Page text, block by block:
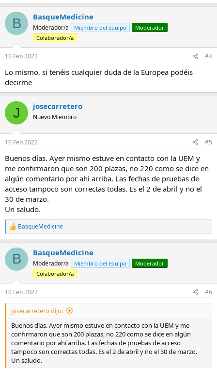
c
i
n
e
s
:
B BasqueMedicine
Moderador/a Miembro del equipo
Moderador
Colaborador/a
10 Feb 2022 #4
Lo mismo, si tenéis cualquier duda de la Europea podéis
decirme
J josecarretero
Nuevo Miembro
10 Feb 2022 #5
Buenos días. Ayer mismo estuve en contacto con la UEM y
me confirmaron que son 200 plazas, no 220 como se dice en
algún comentario por ahí arriba. Las fechas de pruebas de
acceso tampoco son correctas todas. Es el 2 de abril y no el
30 de marzo.
Un saludo.
R
e
c
i
n
e
s
BasqueMedicine
B BasqueMedicine
Moderador/a Miembro del equipo
Moderador
Colaborador/a
10 Feb 2022 #6
josecarretero dijo:
Buenos días. Ayer mismo estuve en contacto con la UEM y me
confirmaron que son 200 plazas, no 220 como se dice en algún
comentario por ahí arriba. Las fechas de pruebas de acceso
tampoco son correctas todas. Es el 2 de abril y no el 30 de marzo.
Un saludo.